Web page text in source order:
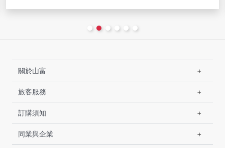
關於山富
旅客服務
訂購須知
同業與企業